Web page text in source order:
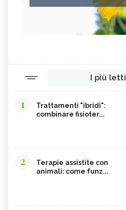
I più letti
1
Trattamenti "ibridi":
combinare fisioter...
2
Terapie assistite con
animali: come funz...